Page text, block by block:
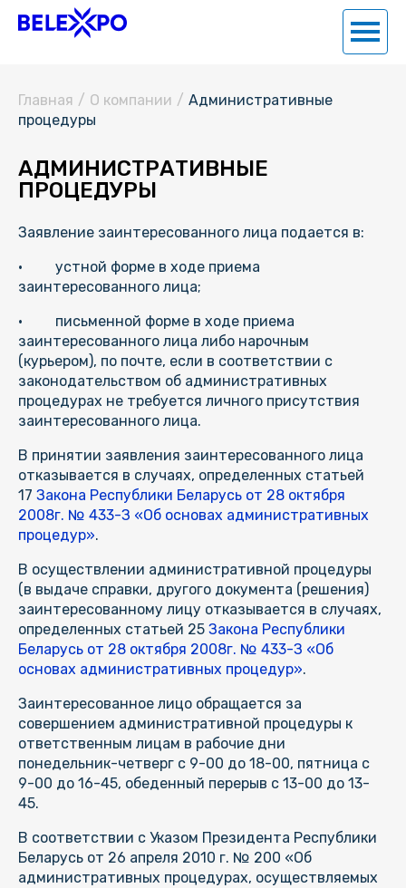
Главная / О компании / Административные
процедуры
АДМИНИСТРАТИВНЫЕ
ПРОЦЕДУРЫ
Заявление заинтересованного лица подается в:
· устной форме в ходе приема
заинтересованного лица;
· письменной форме в ходе приема
заинтересованного лица либо нарочным
(курьером), по почте, если в соответствии с
законодательством об административных
процедурах не требуется личного присутствия
заинтересованного лица.
В принятии заявления заинтересованного лица
отказывается в случаях, определенных статьей
17 Закона Республики Беларусь от 28 октября
2008г. № 433-З «Об основах административных
процедур».
В осуществлении административной процедуры
(в выдаче справки, другого документа (решения)
заинтересованному лицу отказывается в случаях,
определенных статьей 25 Закона Республики
Беларусь от 28 октября 2008г. № 433-З «Об
основах административных процедур».
Заинтересованное лицо обращается за
совершением административной процедуры к
ответственным лицам в рабочие дни
понедельник-четверг с 9-00 до 18-00, пятница с
9-00 до 16-45, обеденный перерыв с 13-00 до 13-
45.
В соответствии с Указом Президента Республики
Беларусь от 26 апреля 2010 г. № 200 «Об
административных процедурах, осуществляемых